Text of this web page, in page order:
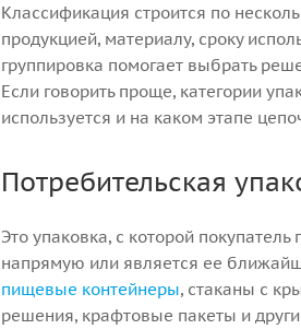
Классификация строится по
продукцией, материалу, сроку
группировка помогает выбрать
Если говорить проще, категории
используется и на каком этапе
Потребительская
Это упаковка, с которой
напрямую или является ее
пищевые контейнеры, стаканы с
решения, крафтовые пакеты и